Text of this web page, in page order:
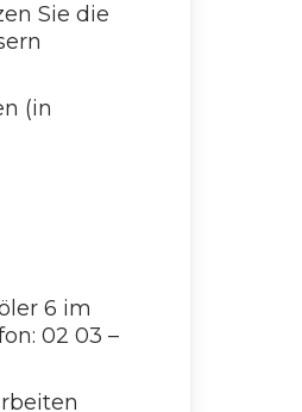
Sie die
(in
6 im
02 03 –